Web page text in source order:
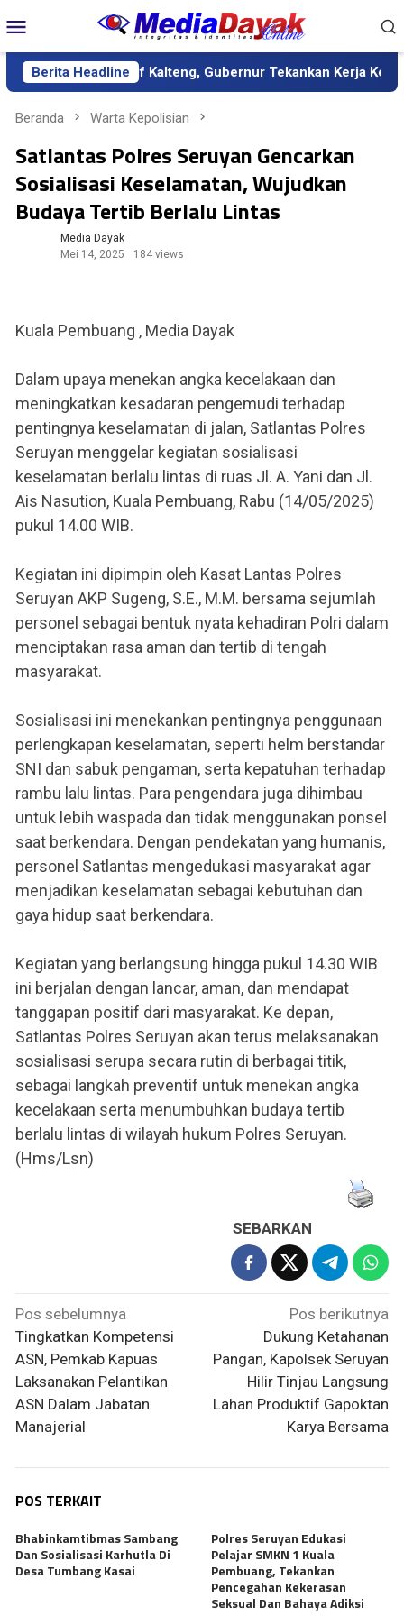
ke
kontenMobile
Berita Headline
Sekda Definitif Kalteng, Gubernur Tekankan Kerja Keras
Beranda Warta Kepolisian
Satlantas Polres Seruyan Gencarkan
Sosialisasi Keselamatan, Wujudkan
Budaya Tertib Berlalu Lintas
Media Dayak
Mei 14, 2025
184 views
Kuala Pembuang , Media Dayak
Dalam upaya menekan angka kecelakaan dan
meningkatkan kesadaran pengemudi terhadap
pentingnya keselamatan di jalan, Satlantas Polres
Seruyan menggelar kegiatan sosialisasi
keselamatan berlalu lintas di ruas Jl. A. Yani dan Jl.
Ais Nasution, Kuala Pembuang, Rabu (14/05/2025)
pukul 14.00 WIB.
Kegiatan ini dipimpin oleh Kasat Lantas Polres
Seruyan AKP Sugeng, S.E., M.M. bersama sejumlah
personel sebagai bentuk nyata kehadiran Polri dalam
menciptakan rasa aman dan tertib di tengah
masyarakat.
Sosialisasi ini menekankan pentingnya penggunaan
perlengkapan keselamatan, seperti helm berstandar
SNI dan sabuk pengaman, serta kepatuhan terhadap
rambu lalu lintas. Para pengendara juga dihimbau
untuk lebih waspada dan tidak menggunakan ponsel
saat berkendara. Dengan pendekatan yang humanis,
personel Satlantas mengedukasi masyarakat agar
menjadikan keselamatan sebagai kebutuhan dan
gaya hidup saat berkendara.
Kegiatan yang berlangsung hingga pukul 14.30 WIB
ini berjalan dengan lancar, aman, dan mendapat
tanggapan positif dari masyarakat. Ke depan,
Satlantas Polres Seruyan akan terus melaksanakan
sosialisasi serupa secara rutin di berbagai titik,
sebagai langkah preventif untuk menekan angka
kecelakaan serta menumbuhkan budaya tertib
berlalu lintas di wilayah hukum Polres Seruyan.
(Hms/Lsn)
SEBARKAN
Navigasi
pos
Pos sebelumnya
Tingkatkan Kompetensi
ASN, Pemkab Kapuas
Laksanakan Pelantikan
ASN Dalam Jabatan
Manajerial
Pos berikutnya
Dukung Ketahanan
Pangan, Kapolsek Seruyan
Hilir Tinjau Langsung
Lahan Produktif Gapoktan
Karya Bersama
POS TERKAIT
Bhabinkamtibmas Sambang
Dan Sosialisasi Karhutla Di
Desa Tumbang Kasai
Polres Seruyan Edukasi
Pelajar SMKN 1 Kuala
Pembuang, Tekankan
Pencegahan Kekerasan
Seksual Dan Bahaya Adiksi